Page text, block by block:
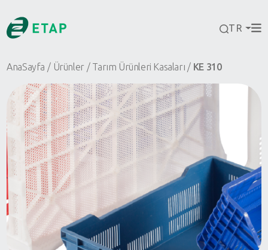
TR
AnaSayfa Ürünler Tarım Ürünleri Kasaları KE 310